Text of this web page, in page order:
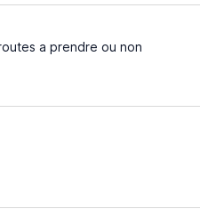
a prendre ou non